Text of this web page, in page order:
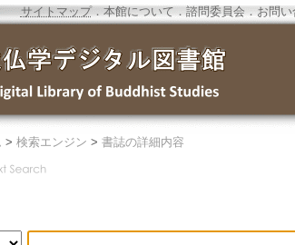
サイトマップ．本館について ． 諮問委員会． お問
> 検索エンジン > 書誌の詳細内容